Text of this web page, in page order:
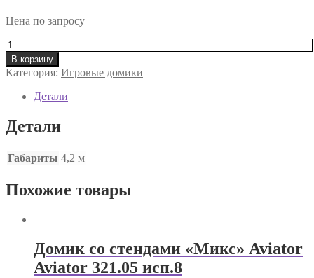
Цена по запросу
Количество
товара
Дворик
«Близнецы»
Aviator
В корзину
Категория: Игровые домики
Детали
Детали
Габариты 4,2 м
Похожие товары
Домик со стендами «Микс» Aviator
Aviator 321.05 исп.8